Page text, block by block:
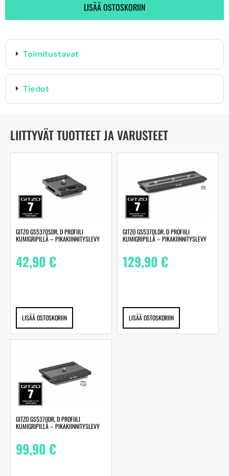
LISÄÄ OSTOSKORIIN
Toimitustavat
Tiedot
LIITTYVÄT TUOTTEET JA VARUSTEET
GITZO GS5370SDR, D PROFIILI
KUMIGRIPILLÄ – PIKAKIINNITYSLEVY
42,90€
LISÄÄ OSTOSKORIIN
GITZO GS5370LDR, D PROFIILI
KUMIGRIPILLÄ – PIKAKIINNITYSLEVY
129,90€
LISÄÄ OSTOSKORIIN
GITZO GS5370DR, D PROFIILI
KUMIGRIPILLÄ – PIKAKIINNITYSLEVY
99,90€